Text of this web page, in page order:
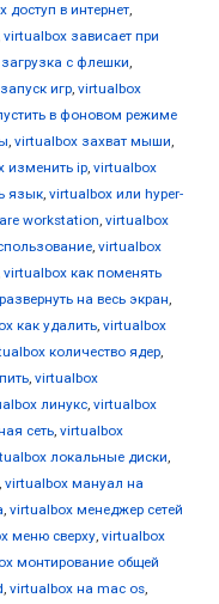
доступ в интернет,
virtualbox зависает при
с флешки,
игр, virtualbox
в фоновом режиме
, virtualbox захват мыши,
изменить ip, virtualbox
язык, virtualbox или hyper-
workstation, virtualbox
, virtualbox
virtualbox как поменять
на весь экран,
как удалить, virtualbox
количество ядер,
, virtualbox
линукс, virtualbox
сеть, virtualbox
локальные диски,
, virtualbox мануал на
, virtualbox менеджер сетей
меню сверху, virtualbox
монтирование общей
, virtualbox на mac os,